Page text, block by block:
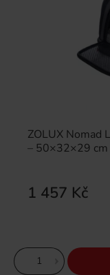
ZOLUX Nomad
– 50×32×29 cm
1 457 Kč